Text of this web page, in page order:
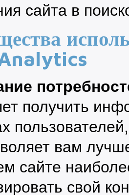
сайта в
получить
вам
сайте
свой